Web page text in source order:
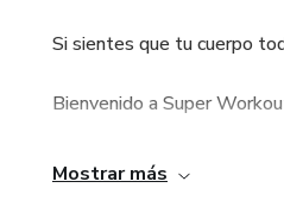
Si sientes que tu cuerpo
Bienvenido a Super
Mostrar más